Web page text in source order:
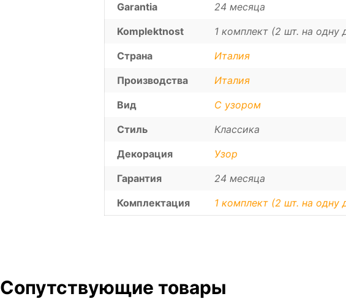
Garantia
24 месяца
Komplektnost
1 комплект (2 шт. на одну
Страна
Италия
Производства
Италия
Вид
С узором
Стиль
Классика
Декорация
Узор
Гарантия
24 месяца
Комплектация
1 комплект (2 шт. на одну
Сопутствующие товары